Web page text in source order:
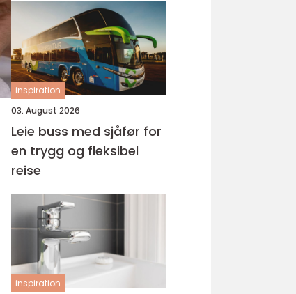
inspiration
03. August 2026
Leie buss med sjåfør for
en trygg og fleksibel
reise
inspiration